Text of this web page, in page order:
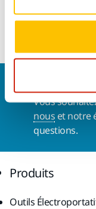
Vous
nous et notre
questions.
Produits
Outils